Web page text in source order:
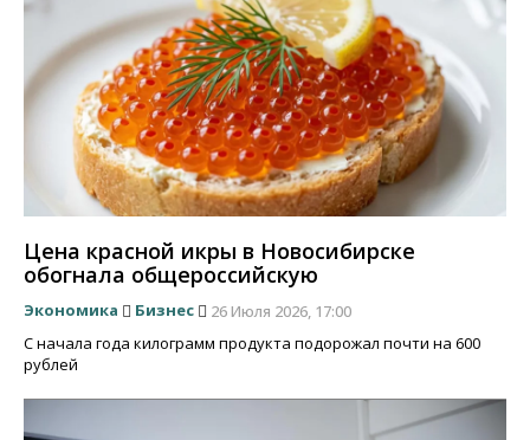
Цена красной икры в Новосибирске
обогнала общероссийскую
Экономика Бизнес
26 Июля 2026, 17:00
С начала года килограмм продукта подорожал почти на 600
рублей